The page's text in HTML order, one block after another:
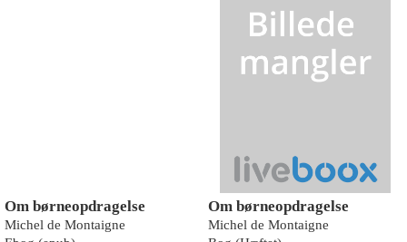
Om børneopdragelse
Michel de Montaigne
Om børneopdragelse
Michel de Montaigne